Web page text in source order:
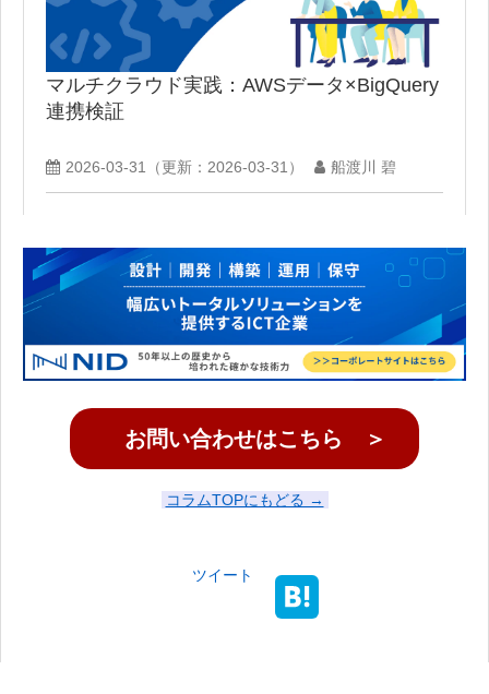
マルチクラウド実践：AWSデータ×BigQuery
連携検証
2026-03-31 （更新： 2026-03-31 ） 船渡川 碧
お問い合わせはこちら ＞
コラムTOPにもどる →
ツイート